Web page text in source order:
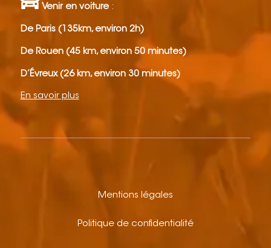
Venir en voiture:
De Paris (135km, environ 2h)
De Rouen (45 km, environ 50 minutes)
D’Évreux (26 km, environ 30 minutes)
En savoir plus
Mentions légales
Politique de confidentialité